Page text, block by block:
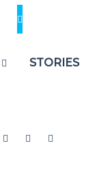
STORIES